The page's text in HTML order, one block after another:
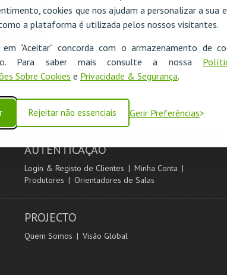
cookies que nos ajudam a personalizar a sua
a plataforma é utilizada pelos nossos visitantes.
"Aceitar" concorda com o armazenamento de
Para saber mais consulte a nossa
Sobre Cookies e Privacidade & Segurança.
Rejeitar não essenciais Gerir Preferências
AUTENTICAÇÃO
Login & Registo de Clientes
Minha Conta
Produtores
Orientadores de Salas
PROJECTO
Quem Somos Visão Global